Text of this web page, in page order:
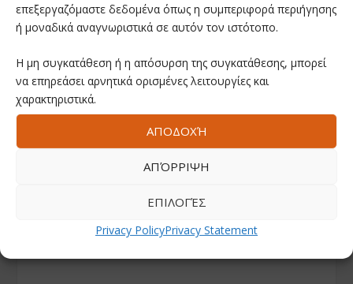
επεξεργαζόμαστε δεδομένα όπως η συμπεριφορά περιήγησης
ή μοναδικά αναγνωριστικά σε αυτόν τον ιστότοπο.
Η μη συγκατάθεση ή η απόσυρση της συγκατάθεσης, μπορεί
να επηρεάσει αρνητικά ορισμένες λειτουργίες και
χαρακτηριστικά.
ΑΠΟΔΟΧΉ
ΑΠΌΡΡΙΨΗ
ΕΠΙΛΟΓΈΣ
Privacy PolicyPrivacy Statement